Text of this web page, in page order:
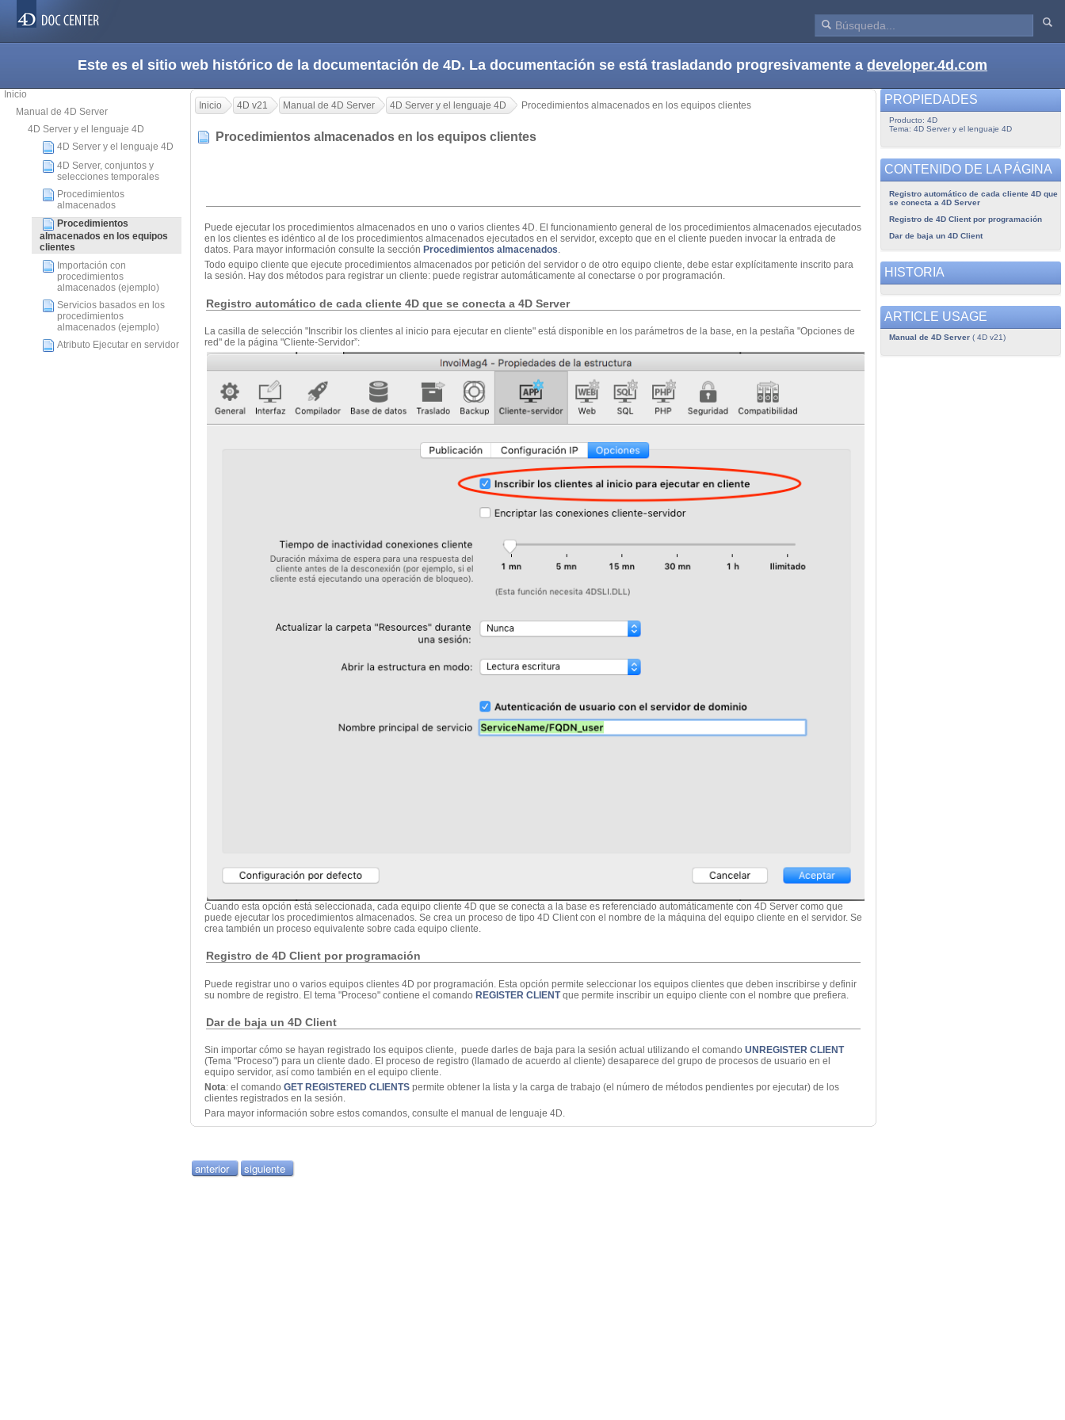
Este es el sitio web histórico de la documentación de 4D. La documentación se está trasladando progresivamente a developer.4d.com
Inicio
Manual de 4D Server
4D Server y el lenguaje 4D
4D Server y el lenguaje 4D
4D Server, conjuntos y
selecciones temporales
Procedimientos
almacenados
Procedimientos
almacenados en los equipos
clientes
Importación con
procedimientos
almacenados (ejemplo)
Servicios basados en los
procedimientos
almacenados (ejemplo)
Atributo Ejecutar en servidor
Inicio 4D v21 Manual de 4D Server 4D Server y el lenguaje 4D Procedimientos almacenados en los equipos clientes
Procedimientos almacenados en los equipos clientes
Puede ejecutar los procedimientos almacenados en uno o varios clientes 4D. El funcionamiento general de los procedimientos almacenados ejecutados
en los clientes es idéntico al de los procedimientos almacenados ejecutados en el servidor, excepto que en el cliente pueden invocar la entrada de
datos. Para mayor información consulte la sección Procedimientos almacenados.
Todo equipo cliente que ejecute procedimientos almacenados por petición del servidor o de otro equipo cliente, debe estar explícitamente inscrito para
la sesión. Hay dos métodos para registrar un cliente: puede registrar automáticamente al conectarse o por programación.
Registro automático de cada cliente 4D que se conecta a 4D Server
La casilla de selección "Inscribir los clientes al inicio para ejecutar en cliente" está disponible en los parámetros de la base, en la pestaña "Opciones de
red" de la página "Cliente-Servidor”:
Cuando esta opción está seleccionada, cada equipo cliente 4D que se conecta a la base es referenciado automáticamente con 4D Server como que
puede ejecutar los procedimientos almacenados. Se crea un proceso de tipo 4D Client con el nombre de la máquina del equipo cliente en el servidor. Se
crea también un proceso equivalente sobre cada equipo cliente.
Registro de 4D Client por programación
Puede registrar uno o varios equipos clientes 4D por programación. Esta opción permite seleccionar los equipos clientes que deben inscribirse y definir
su nombre de registro. El tema "Proceso" contiene el comando REGISTER CLIENTque permite inscribir un equipo cliente con el nombre que prefiera.
Dar de baja un 4D Client
Sin importar cómo se hayan registrado los equipos cliente, puede darles de baja para la sesión actual utilizando el comando UNREGISTER CLIENT
(Tema "Proceso") para un cliente dado. El proceso de registro (llamado de acuerdo al cliente) desaparece del grupo de procesos de usuario en el
equipo servidor, así como también en el equipo cliente.
Nota: el comando GET REGISTERED CLIENTS permite obtener la lista y la carga de trabajo (el número de métodos pendientes por ejecutar) de los
clientes registrados en la sesión.
Para mayor información sobre estos comandos, consulte el manual de lenguaje 4D.
anterior siguiente
PROPIEDADES
Producto: 4D
Tema: 4D Server y el lenguaje 4D
CONTENIDO DE LA PÁGINA
Registro automático de cada cliente 4D que
se conecta a 4D Server
Registro de 4D Client por programación
Dar de baja un 4D Client
HISTORIA
ARTICLE USAGE
Manual de 4D Server( 4D v21)